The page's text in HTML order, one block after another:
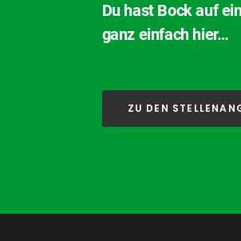
Du hast Bock auf
ganz einfach hier…
ZU DEN